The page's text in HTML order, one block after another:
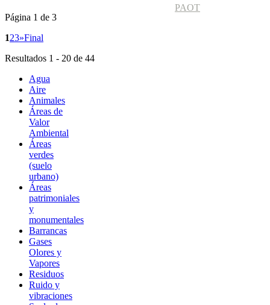
PAOT
Página 1 de 3
123»Final
Resultados 1 - 20 de 44
Agua
Aire
Animales
Áreas de
Valor
Ambiental
Áreas
verdes
(suelo
urbano)
Áreas
patrimoniales
y
monumentales
Barrancas
Gases
Olores y
Vapores
Residuos
Ruido y
vibraciones